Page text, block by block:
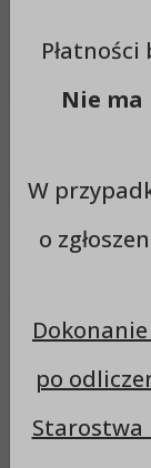
Menu
Sposoby
Procedury
Nie
W
o
po
Starostwa